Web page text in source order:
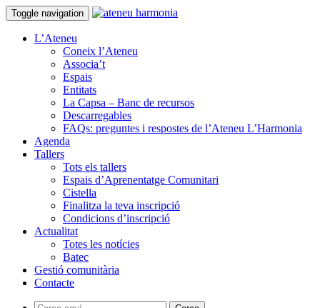
Toggle navigation
L’Ateneu
Coneix l’Ateneu
Associa’t
Espais
Entitats
La Capsa – Banc de recursos
Descarregables
FAQs: preguntes i respostes de l’Ateneu L’Harmonia
Agenda
Tallers
Tots els tallers
Espais d’Aprenentatge Comunitari
Cistella
Finalitza la teva inscripció
Condicions d’inscripció
Actualitat
Totes les notícies
Batec
Gestió comunitària
Contacte